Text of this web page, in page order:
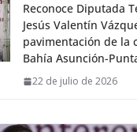
Reconoce Diputada
Jesús Valentín
pavimentación de la
Bahía Asunción-
22 de julio de 2026